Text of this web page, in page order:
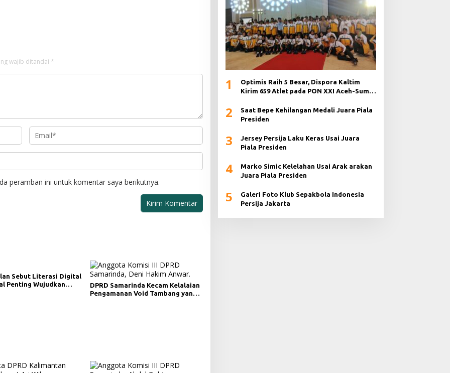
wajib ditandai *
peramban ini untuk komentar saya berikutnya.
Sebut Literasi Digital
Penting Wujudkan
DPRD Samarinda Kecam Kelalaian
Pengamanan Void Tambang yang
1
Optimis Raih 5 Besar, Dispora Kaltim
Kirim 659 Atlet pada PON XXI Aceh-Sumut
2
Saat Bepe Kehilangan Medali Juara Piala
Presiden
3
Jersey Persija Laku Keras Usai Juara
Piala Presiden
4
Marko Simic Kelelahan Usai Arak arakan
Juara Piala Presiden
5
Galeri Foto Klub Sepakbola Indonesia
Persija Jakarta